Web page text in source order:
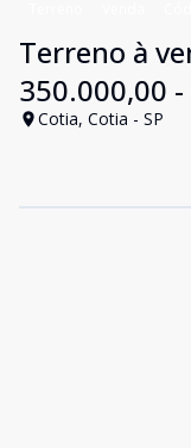
Terreno à
350.000,00
Cotia, Cotia - SP